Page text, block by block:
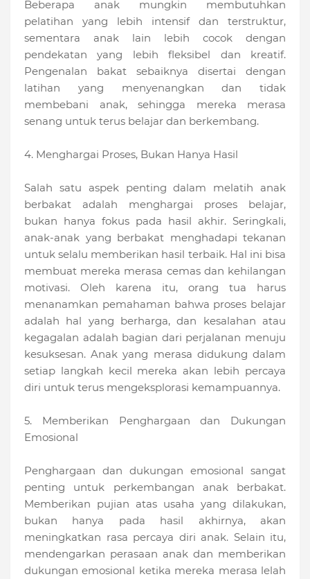
Beberapa anak mungkin membutuhkan
pelatihan yang lebih intensif dan terstruktur,
sementara anak lain lebih cocok dengan
pendekatan yang lebih fleksibel dan kreatif.
Pengenalan bakat sebaiknya disertai dengan
latihan yang menyenangkan dan tidak
membebani anak, sehingga mereka merasa
senang untuk terus belajar dan berkembang.
4. Menghargai Proses, Bukan Hanya Hasil
Salah satu aspek penting dalam melatih anak
berbakat adalah menghargai proses belajar,
bukan hanya fokus pada hasil akhir. Seringkali,
anak-anak yang berbakat menghadapi tekanan
untuk selalu memberikan hasil terbaik. Hal ini bisa
membuat mereka merasa cemas dan kehilangan
motivasi. Oleh karena itu, orang tua harus
menanamkan pemahaman bahwa proses belajar
adalah hal yang berharga, dan kesalahan atau
kegagalan adalah bagian dari perjalanan menuju
kesuksesan. Anak yang merasa didukung dalam
setiap langkah kecil mereka akan lebih percaya
diri untuk terus mengeksplorasi kemampuannya.
5. Memberikan Penghargaan dan Dukungan
Emosional
Penghargaan dan dukungan emosional sangat
penting untuk perkembangan anak berbakat.
Memberikan pujian atas usaha yang dilakukan,
bukan hanya pada hasil akhirnya, akan
meningkatkan rasa percaya diri anak. Selain itu,
mendengarkan perasaan anak dan memberikan
dukungan emosional ketika mereka merasa lelah